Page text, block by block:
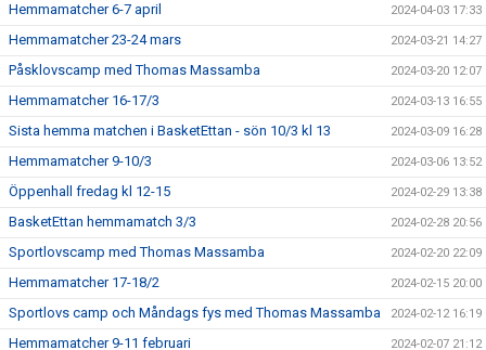
Hemmamatcher 6-7 april 2024-04-03 17:33
Hemmamatcher 23-24 mars 2024-03-21 14:27
Påsklovscamp med Thomas Massamba 2024-03-20 12:07
Hemmamatcher 16-17/3 2024-03-13 16:55
Sista hemma matchen i BasketEttan - sön 10/3 kl 13 2024-03-09 16:28
Hemmamatcher 9-10/3 2024-03-06 13:52
Öppenhall fredag kl 12-15 2024-02-29 13:38
BasketEttan hemmamatch 3/3 2024-02-28 20:56
Sportlovscamp med Thomas Massamba 2024-02-20 22:09
Hemmamatcher 17-18/2 2024-02-15 20:00
Sportlovs camp och Måndags fys med Thomas Massamba 2024-02-12 16:19
Hemmamatcher 9-11 februari 2024-02-07 21:12